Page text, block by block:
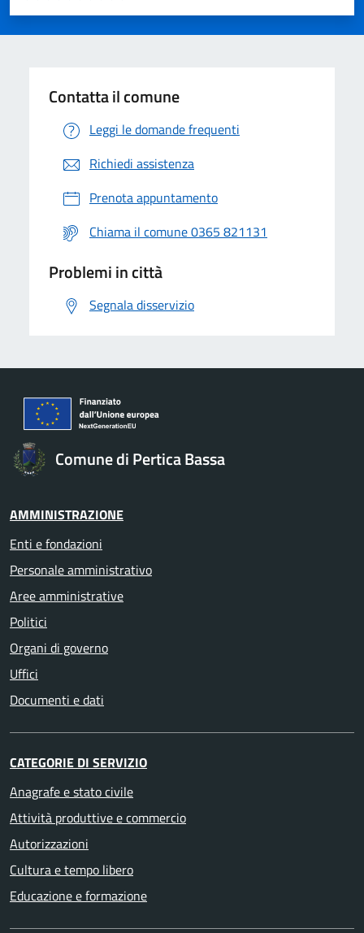
Valuta 5 stelle su 5
Valuta 4 stelle su 5
Valuta 3 stelle su 5
Valuta 2 stelle su 5
Valuta 1 stelle su 5
Contatta il comune
Leggi le domande frequenti
Richiedi assistenza
Prenota appuntamento
Chiama il comune 0365 821131
Problemi in città
Segnala disservizio
Comune di Pertica Bassa
AMMINISTRAZIONE
Enti e fondazioni
Personale amministrativo
Aree amministrative
Politici
Organi di governo
Uffici
Documenti e dati
CATEGORIE DI SERVIZIO
Anagrafe e stato civile
Attività produttive e commercio
Autorizzazioni
Cultura e tempo libero
Educazione e formazione